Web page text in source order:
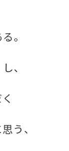
。
、
う、